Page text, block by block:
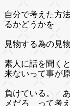
自分で考えた方
るかどうかを
見物する為の見
素人に話を聞く
来ないって事が
負けている。
メだろ って考え